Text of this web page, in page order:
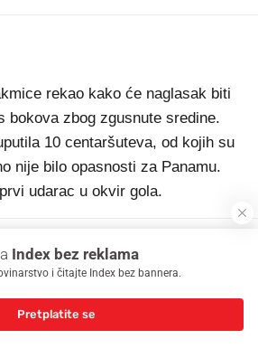
rekao kako će naglasak biti
bokova zbog zgusnute sredine.
10 centaršuteva, od kojih su
nije bilo opasnosti za Panamu.
udarac u okvir gola.
udarca, no nikog od
bilo na 11 metara gdje je lopta išla.
Index bez reklama
i čitajte Index bez bannera.
Pretplatite se